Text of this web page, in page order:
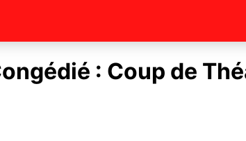
: Coup de